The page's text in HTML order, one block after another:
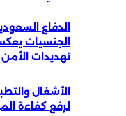
الدفاع
الجنسيات
تهديدات الأمن
الأشغال
لرفع كفاءة